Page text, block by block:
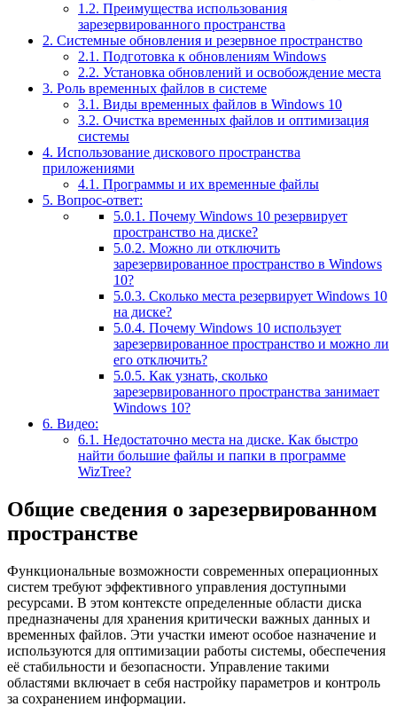
1.2. Преимущества использования
зарезервированного пространства
2. Системные обновления и резервное пространство
2.1. Подготовка к обновлениям Windows
2.2. Установка обновлений и освобождение места
3. Роль временных файлов в системе
3.1. Виды временных файлов в Windows 10
3.2. Очистка временных файлов и оптимизация
системы
4. Использование дискового пространства
приложениями
4.1. Программы и их временные файлы
5. Вопрос-ответ:
5.0.1. Почему Windows 10 резервирует
пространство на диске?
5.0.2. Можно ли отключить
зарезервированное пространство в Windows
10?
5.0.3. Сколько места резервирует Windows 10
на диске?
5.0.4. Почему Windows 10 использует
зарезервированное пространство и можно ли
его отключить?
5.0.5. Как узнать, сколько
зарезервированного пространства занимает
Windows 10?
6. Видео:
6.1. Недостаточно места на диске. Как быстро
найти большие файлы и папки в программе
WizTree?
Общие сведения о зарезервированном
пространстве
Функциональные возможности современных операционных
систем требуют эффективного управления доступными
ресурсами. В этом контексте определенные области диска
предназначены для хранения критически важных данных и
временных файлов. Эти участки имеют особое назначение и
используются для оптимизации работы системы, обеспечения
её стабильности и безопасности. Управление такими
областями включает в себя настройку параметров и контроль
за сохранением информации.